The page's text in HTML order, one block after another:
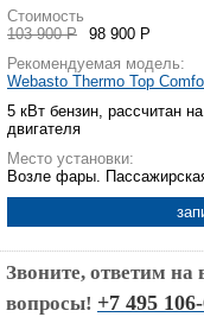
Стоимость
103 900 Р
98 900 Р
Рекомендуемая модель:
Webasto Thermo Top
5 кВт бензин, рассчитан
двигателя
Место установки:
Возле фары.
Звоните, ответим на
вопросы! +7 495